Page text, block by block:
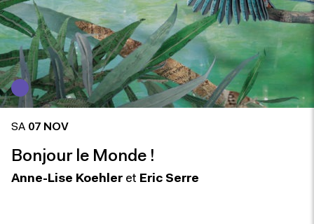
SA 07 NOV
Bonjour le Monde !
Anne-Lise Koehler et Eric Serre